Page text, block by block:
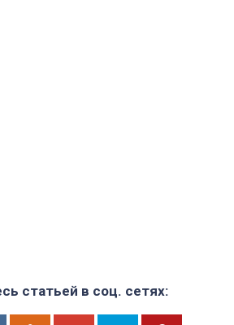
статьей в соц. сетях: